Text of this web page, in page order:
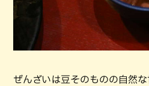
ぜんざいは豆そのものの自然